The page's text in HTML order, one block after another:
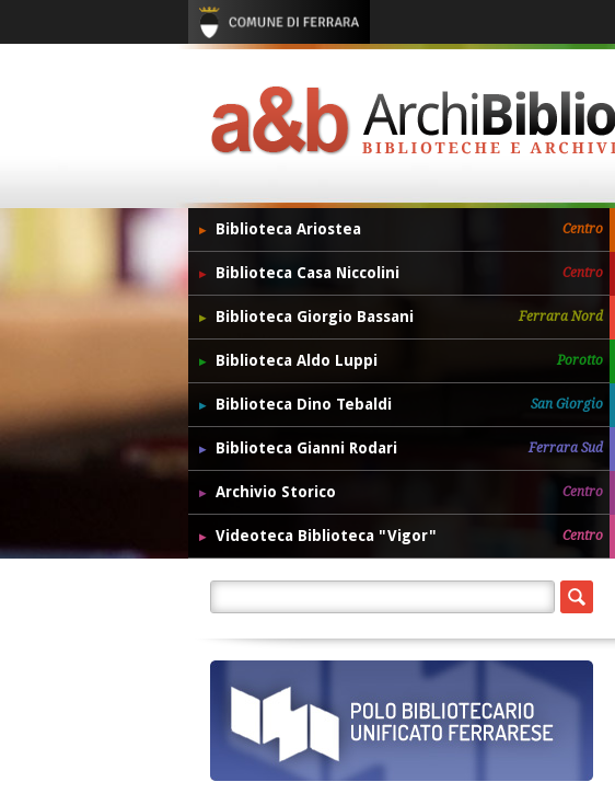
Biblioteca Ariostea Centro
Biblioteca Casa Niccolini Centro
Biblioteca Giorgio Bassani Ferrara Nord
Biblioteca Aldo Luppi Porotto
Biblioteca Dino Tebaldi San Giorgio
Biblioteca Gianni Rodari Ferrara Sud
Archivio Storico Centro
Videoteca Biblioteca "Vigor" Centro